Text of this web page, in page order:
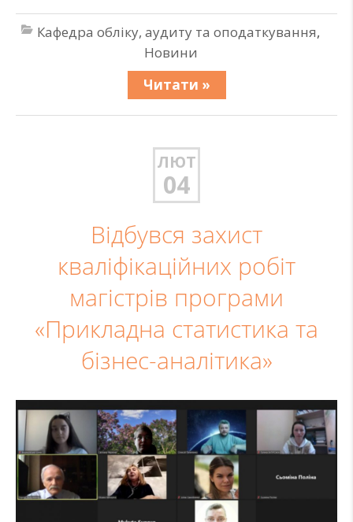
Кафедра обліку, аудиту та оподаткування,
Новини
Читати »
ЛЮТ
04
Відбувся захист
кваліфікаційних робіт
магістрів програми
«Прикладна статистика та
бізнес-аналітика»